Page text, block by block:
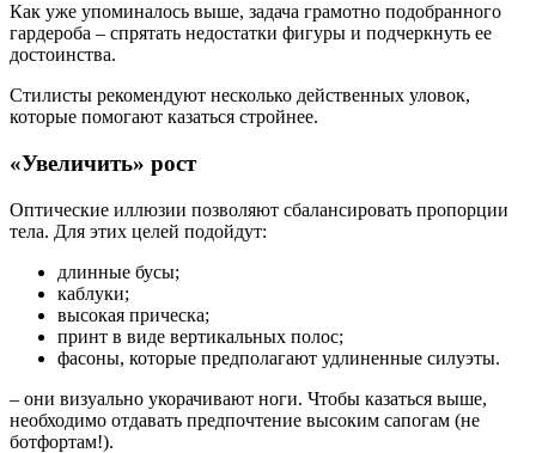
Как уже упоминалось выше, задача грамотно подобранного
гардероба – спрятать недостатки фигуры и подчеркнуть ее
достоинства.
Стилисты рекомендуют несколько действенных уловок,
которые помогают казаться стройнее.
«Увеличить» рост
Оптические иллюзии позволяют сбалансировать пропорции
тела. Для этих целей подойдут:
длинные бусы;
каблуки;
высокая прическа;
принт в виде вертикальных полос;
фасоны, которые предполагают удлиненные силуэты.
– они визуально укорачивают ноги. Чтобы казаться выше,
необходимо отдавать предпочтение высоким сапогам (не
ботфортам!).